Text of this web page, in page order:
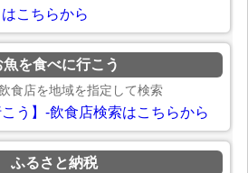
こちらから
魚を食べに行こう
食店を地域を指定して検索
こう】-飲食店検索はこちらから
ふるさと納税